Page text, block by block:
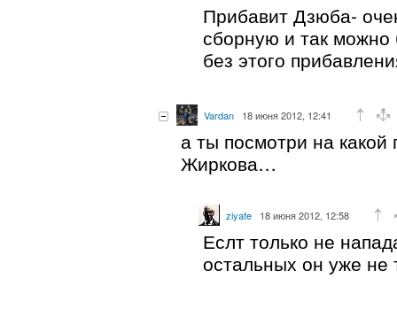
Прибавит Дзюба-
сборную и так
без этого
Vardan 18 июня 2012, 12:41
а ты посмотри на какой
Жиркова…
ziyafe 18 июня 2012, 12:58
Еслт только не
остальных он уже не